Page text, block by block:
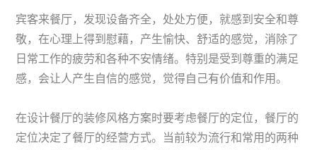
宾客来餐厅，发现设备齐全，处处方便，就感到安全和尊
敬，在心理上得到慰藉，产生愉快、舒适的感觉，消除了
日常工作的疲劳和各种不安情绪。特别是受到尊重的满足
感，会让人产生自信的感觉，觉得自己有价值和作用。
在设计餐厅的装修风格方案时要考虑餐厅的定位，餐厅的
定位决定了餐厅的经营方式。当前较为流行和常用的两种